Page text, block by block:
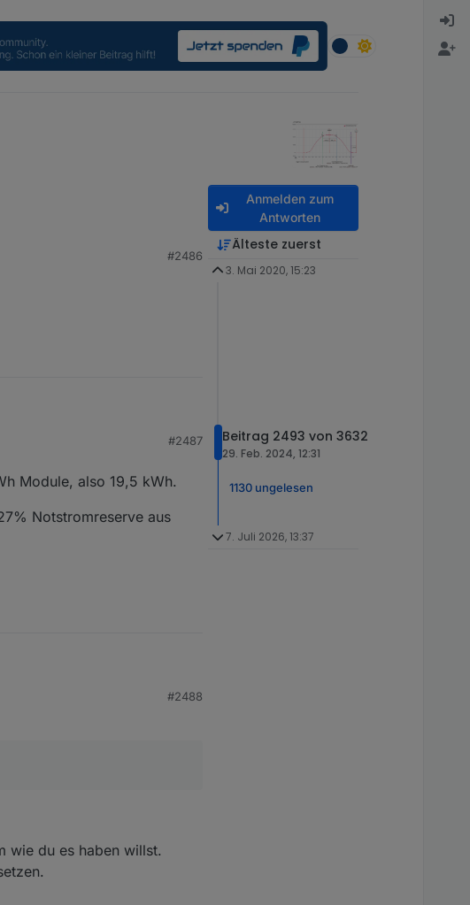
#2486
#2487
Module, also 19,5 kWh.
Notstromreserve aus
aus dem Netz zu
#2488
wie du es haben willst.
Anmelden zum
Antworten
Älteste zuerst
3. Mai 2020, 15:23
Beitrag 2493 von 3632
29. Feb. 2024, 12:31
1130 ungelesen
7. Juli 2026, 13:37